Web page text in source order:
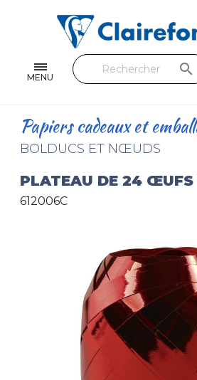
MENU
Feuilles & Copies
Beaux-arts & Dessin
Loisirs créatifs
Cuir & trousses
Toutes les collections
search
Papiers cadeaux et
BOLDUCS ET NŒUDS
PLATEAU DE 24 ŒUFS
612006C